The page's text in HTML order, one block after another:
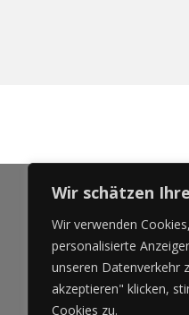
Wir schätzen
Wir verwenden
personalisierte
unseren Datenverkehr
akzeptieren" klicken,
Cookies zu.